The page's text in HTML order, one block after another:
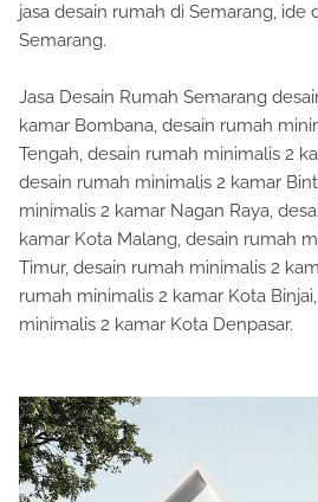
jasa desain rumah di Semarang, ide
Semarang.
Jasa Desain Rumah Semarang
kamar Bombana, desain rumah
Tengah, desain rumah minimalis 2
desain rumah minimalis 2 kamar
minimalis 2 kamar Nagan Raya,
kamar Kota Malang, desain rumah
Timur, desain rumah minimalis 2
rumah minimalis 2 kamar Kota
minimalis 2 kamar Kota Denpasar.